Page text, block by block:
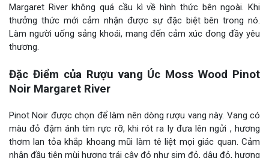
Margaret River không quá cầu kì về hình thức bên ngoài. Khi
thưởng thức mới cảm nhận được sự đặc biệt bên trong nó.
Làm người uống sảng khoái, mang đến cảm xúc đong đầy yêu
thương.
Đặc Điểm của Rượu vang Úc Moss Wood Pinot
Noir Margaret River
Pinot Noir được chọn để làm nên dòng rượu vang này. Vang có
màu đỏ đậm ánh tím rực rỡ, khi rót ra ly đưa lên ngửi , hương
thơm lan tỏa khắp khoang mũi làm tê liệt mọi giác quan. Cảm
nhận đầu tiên mùi hương trái cây đỏ như sim đỏ, dâu đỏ, hương